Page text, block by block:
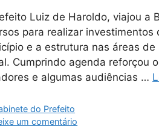
Luiz de Haroldo, viajou a
para realizar
e a estrutura nas áreas
Cumprindo agenda reforçou
e algumas audiências …
do Prefeito
um comentário